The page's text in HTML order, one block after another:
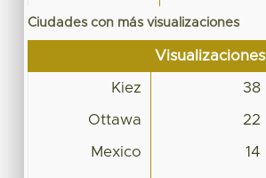
Ciudades con más visualizaciones
Visualizaciones
Kiez 38
Ottawa 22
Mexico 14